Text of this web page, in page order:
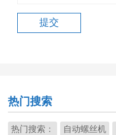
热门搜索
热门搜索： 自动螺丝机